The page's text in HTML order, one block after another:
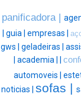
panificadora |
guia | empresas |
gws | geladeiras |
academia |
automoveis |
noticias | sofas |